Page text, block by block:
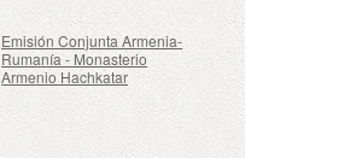
Emisión Conjunta Armenia-
Rumanía - Monasterio
Armenio Hachkatar